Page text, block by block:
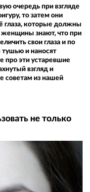
очередь при взгляде
то затем они
глаза, которые должны
женщины знают, что при
свои глаза и по
тушью и наносят
про эти устаревшие
взгляд и
советам из нашей
не только